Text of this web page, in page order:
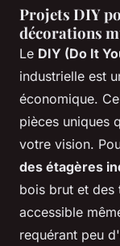
Projets DIY
décorations
Le DIY (Do It
industrielle est
économique.
pièces uniques
votre vision.
des étagères
bois brut et des
accessible
requérant peu